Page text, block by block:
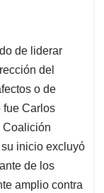
de liderar
del
o de
fue Carlos
Coalición
inicio excluyó
de los
amplio contra